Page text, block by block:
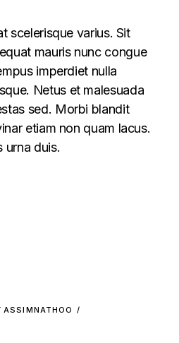
scelerisque varius. Sit
mauris nunc congue
imperdiet nulla
Netus et malesuada
sed. Morbi blandit
etiam non quam lacus.
urna duis.
ASSIMNATHOO